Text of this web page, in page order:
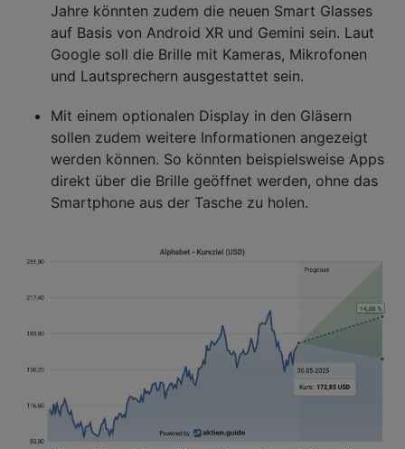
Jahre könnten zudem die neuen Smart Glasses
auf Basis von Android XR und Gemini sein. Laut
Google soll die Brille mit Kameras, Mikrofonen
und Lautsprechern ausgestattet sein.
Mit einem optionalen Display in den Gläsern
sollen zudem weitere Informationen angezeigt
werden können. So könnten beispielsweise Apps
direkt über die Brille geöffnet werden, ohne das
Smartphone aus der Tasche zu holen.